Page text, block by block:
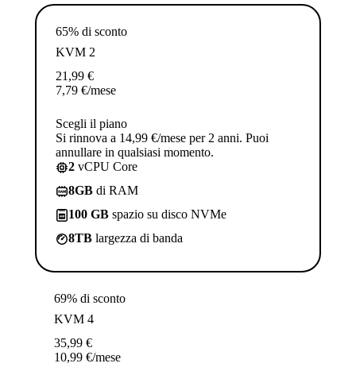
65% di sconto
KVM 2
21,99 €
7,79 €/mese
Scegli il piano
Si rinnova a 14,99 €/mese per 2 anni. Puoi
annullare in qualsiasi momento.
2 vCPU Core
8GB di RAM
100 GB spazio su disco NVMe
8TB largezza di banda
69% di sconto
KVM 4
35,99 €
10,99 €/mese